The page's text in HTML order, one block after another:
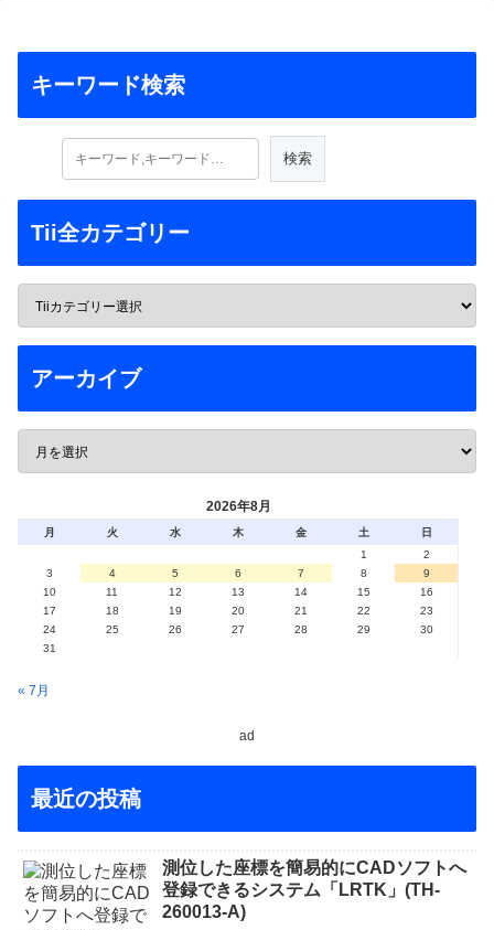
キーワード検索
Tii全カテゴリー
アーカイブ
2026年8月
月 火 水 木 金 土
日
1
2
3
4 5 6 7 8
9
10
11 12 13 14 15
16
17
18 19 20 21 22
23
24
25 26 27 28 29
30
31
« 7月
ad
最近の投稿
測位した座標を簡易的にCADソフトへ
登録できるシステム「LRTK」(TH-
260013-A)